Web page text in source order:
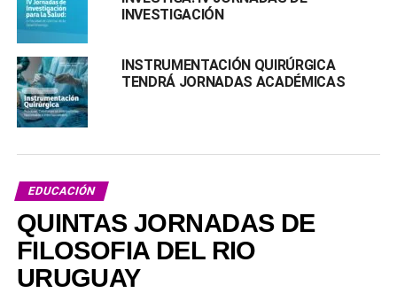
INVESTIGACIÓN
INSTRUMENTACIÓN QUIRÚRGICA
TENDRÁ JORNADAS ACADÉMICAS
EDUCACIÓN
QUINTAS JORNADAS DE
FILOSOFIA DEL RIO
URUGUAY